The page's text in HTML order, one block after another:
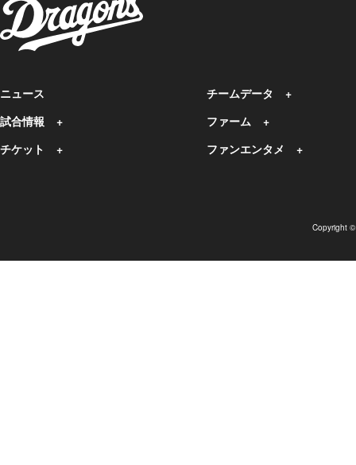
ニュース
試合情報
チケット
チームデータ
ファーム
ファンエンタメ
Copyright